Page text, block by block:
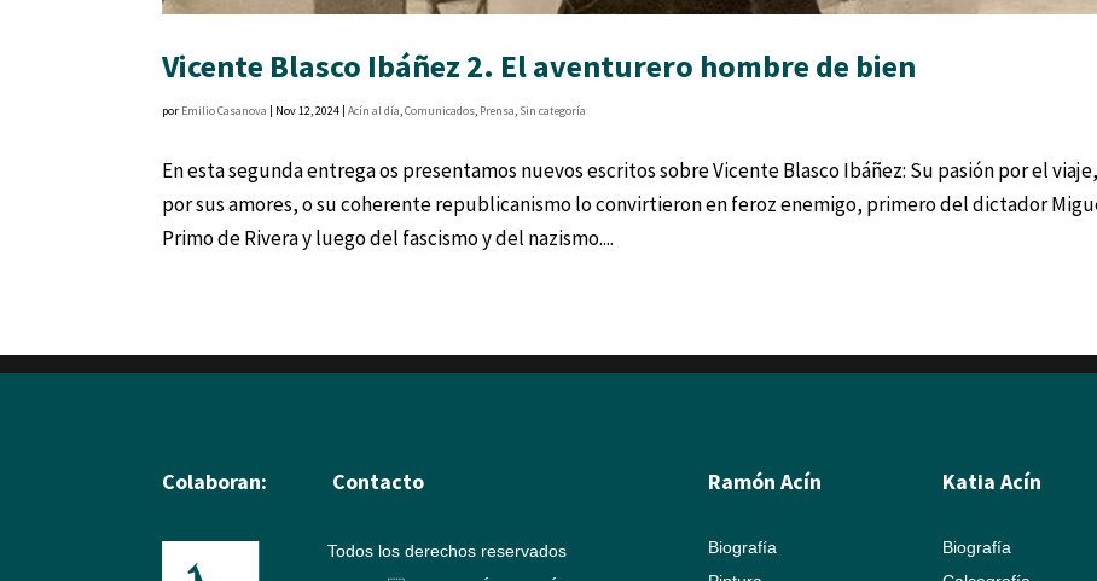
Vicente Blasco Ibáñez 2. El aventurero hombre de bien
por Emilio Casanova Nov 12, 2024 |Acín al día,Comunicados, Prensa, Sin categoría
En esta segunda entrega os presentamos nuevos escritos sobre Vicente Blasco Ibáñez: Su pasión por el viaje,
por sus amores, o su coherente republicanismo lo convirtieron en feroz enemigo, primero del dictador
Primo de Rivera y luego del fascismo y del nazismo....
Colaboran: Contacto
Todos los derechos reservados
Ramón Acín
Biografía
Katia Acín
Biografía